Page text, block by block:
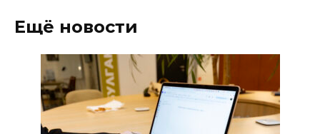
Ещё новости